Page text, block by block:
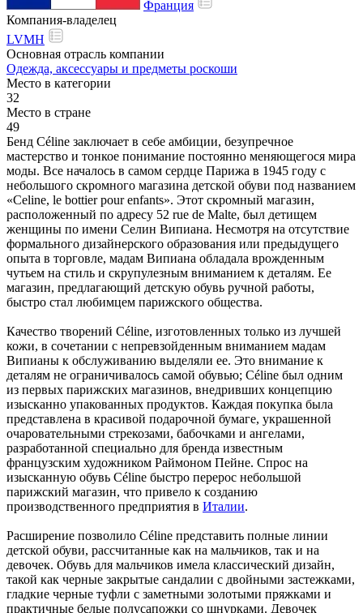
Франция
Компания-владелец
LVMH
Основная отрасль компании
Одежда, аксессуары и предметы роскоши
Место в категории
32
Место в стране
49
Бенд Céline заключает в себе амбиции, безупречное
мастерство и тонкое понимание постоянно меняющегося мира
моды. Все началось в самом сердце Парижа в 1945 году с
небольшого скромного магазина детской обуви под названием
«Celine, le bottier pour enfants». Этот скромный магазин,
расположенный по адресу 52 rue de Malte, был детищем
женщины по имени Селин Випиана. Несмотря на отсутствие
формального дизайнерского образования или предыдущего
опыта в торговле, мадам Випиана обладала врожденным
чутьем на стиль и скрупулезным вниманием к деталям. Ее
магазин, предлагающий детскую обувь ручной работы,
быстро стал любимцем парижского общества.
Качество творений Céline, изготовленных только из лучшей
кожи, в сочетании с непревзойденным вниманием мадам
Випианы к обслуживанию выделяли ее. Это внимание к
деталям не ограничивалось самой обувью; Céline был одним
из первых парижских магазинов, внедривших концепцию
изысканно упакованных продуктов. Каждая покупка была
представлена ​​в красивой подарочной бумаге, украшенной
очаровательными стрекозами, бабочками и ангелами,
разработанной специально для бренда известным
французским художником Раймоном Пейне. Спрос на
изысканную обувь Céline быстро перерос небольшой
парижский магазин, что привело к созданию
производственного предприятия в Италии.
Расширение позволило Céline представить полные линии
детской обуви, рассчитанные как на мальчиков, так и на
девочек. Обувь для мальчиков имела классический дизайн,
такой как черные закрытые сандалии с двойными застежками,
гладкие черные туфли с заметными золотыми пряжками и
практичные белые полусапожки со шнурками. Девочек